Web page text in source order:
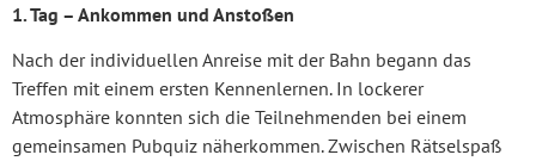
1. Tag – Ankommen und Anstoßen
Nach der individuellen Anreise mit der Bahn begann das
Treffen mit einem ersten Kennenlernen. In lockerer
Atmosphäre konnten sich die Teilnehmenden bei einem
gemeinsamen Pubquiz näherkommen. Zwischen Rätselspaß